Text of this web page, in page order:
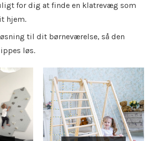
for dig at finde en klatrevæg som
hjem.
til dit børneværelse, så den
løs.